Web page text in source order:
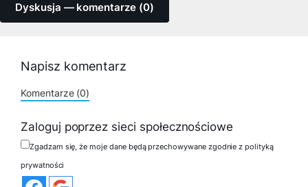
Dyskusja — komentarze (0)
Napisz komentarz
Komentarze (0)
Zaloguj poprzez sieci społecznościowe
Zgadzam się, że moje dane będą przechowywane zgodnie z polityką
prywatności